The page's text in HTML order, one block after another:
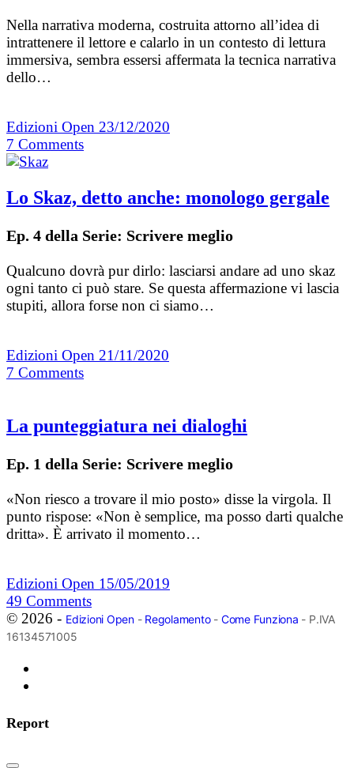
Nella narrativa moderna, costruita attorno all’idea di
intrattenere il lettore e calarlo in un contesto di lettura
immersiva, sembra essersi affermata la tecnica narrativa
dello…
Edizioni Open 23/12/2020
7 Comments
Lo Skaz, detto anche: monologo gergale
Ep. 4 della Serie: Scrivere meglio
Qualcuno dovrà pur dirlo: lasciarsi andare ad uno skaz
ogni tanto ci può stare. Se questa affermazione vi lascia
stupiti, allora forse non ci siamo…
Edizioni Open 21/11/2020
7 Comments
La punteggiatura nei dialoghi
Ep. 1 della Serie: Scrivere meglio
«Non riesco a trovare il mio posto» disse la virgola. Il
punto rispose: «Non è semplice, ma posso darti qualche
dritta». È arrivato il momento…
Edizioni Open 15/05/2019
49 Comments
© 2026 - Edizioni Open- Regolamento- Come Funziona - P.IVA
16134571005
Report